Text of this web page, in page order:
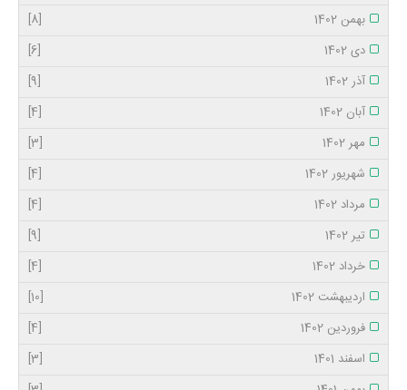
بهمن 1402
[8]
دی 1402
[6]
آذر 1402
[9]
آبان 1402
[4]
مهر 1402
[3]
شهریور 1402
[4]
مرداد 1402
[4]
تیر 1402
[9]
خرداد 1402
[4]
اردیبهشت 1402
[10]
فروردین 1402
[4]
اسفند 1401
[3]